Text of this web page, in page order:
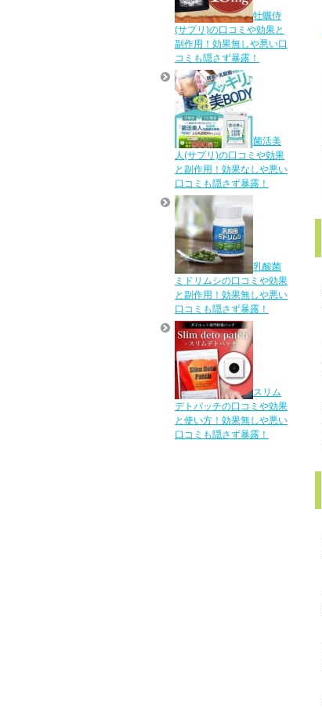
牡蠣侍
(サプリ)の口コミや効果と
副作用！効果無しや悪い口
コミも隠さず暴露！
菌活美
人(サプリ)の口コミや効果
と副作用！効果なしや悪い
口コミも隠さず暴露！
乳酸菌
ミドリムシの口コミや効果
と副作用！効果無しや悪い
口コミも隠さず暴露！
スリム
デトパッチの口コミや効果
と使い方！効果無しや悪い
口コミも隠さず暴露！